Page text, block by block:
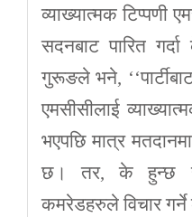
व्याख्यात्मक टिप्पणी
सदनबाट पारित
गुरूङले भने,
एमसीसीलाई
भएपछि मात्र
छ। तर, के हुन्छ
कमरेडहरुले विचार गर्ने